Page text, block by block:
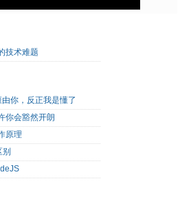
技术难题
你，反正我是懂了
你会豁然开朗
原理